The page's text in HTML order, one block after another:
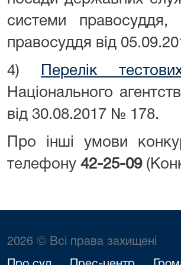
системи
правосуддя від
4)
Перелік
Національного
від 30.08.2017 № 178.
Про інші умови
телефону 42-25-09
2026 © Всі права захищені